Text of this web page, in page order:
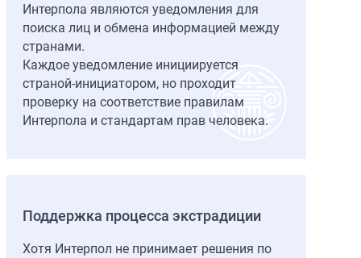
Интерпола являются уведомления для
поиска лиц и обмена информацией между
странами.
Каждое уведомление инициируется
страной-инициатором, но проходит
проверку на соответствие правилам
Интерпола и стандартам прав человека.
Поддержка процесса экстрадиции
Хотя Интерпол не принимает решения по